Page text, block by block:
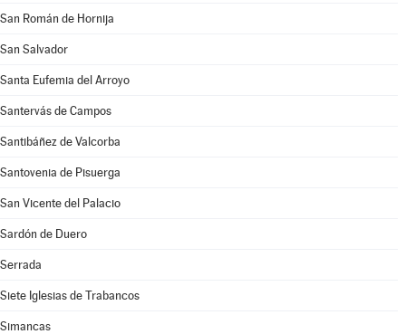
San Román de Hornija
San Salvador
Santa Eufemia del Arroyo
Santervás de Campos
Santibáñez de Valcorba
Santovenia de Pisuerga
San Vicente del Palacio
Sardón de Duero
Serrada
Siete Iglesias de Trabancos
Simancas